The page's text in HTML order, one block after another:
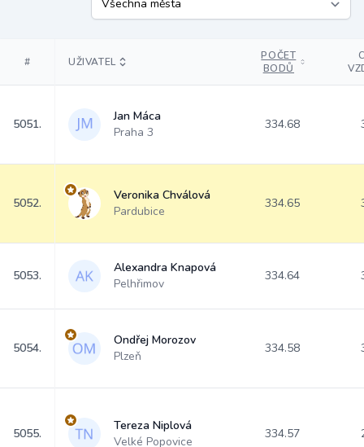
# UŽIVATEL
POČET
BODŮ
5051.
Jan Máca
Praha 3
334.68
5052.
Veronika Chválová
Pardubice
334.65
5053.
Alexandra Knapová
Pelhřimov
334.64
5054.
Ondřej Morozov
Plzeň
334.58
5055.
Tereza Niplová
Velké Popovice
334.57